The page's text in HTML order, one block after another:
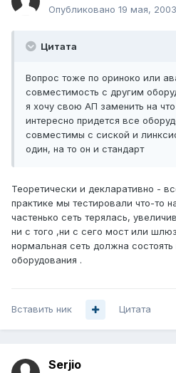
Опубликовано 19 мая, 2003
Цитата
Вопрос тоже по ориноко или
совместимость с другим
я хочу свою АП заменить на
интересно придется все
совместимы с сиской и
один, на то он и стандарт
Теоретически и декларативно -
практике мы тестировали что-то
частенько сеть терялась,
ни с того ,ни с сего мост или
нормальная сеть должна состоять
оборудования .
Вставить ник Цитата
Serjio